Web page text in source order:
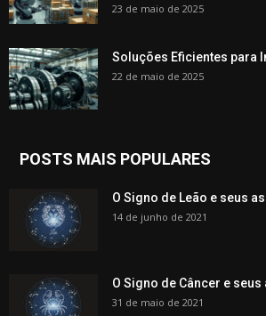
23 de maio de 2025
Soluções Eficientes para
22 de maio de 2025
POSTS MAIS POPULARES
O Signo de Leão e seus
14 de junho de 2021
O Signo de Câncer e
31 de maio de 2021